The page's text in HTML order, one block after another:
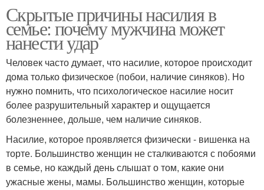
Скрытые причины насилия в
семье: почему мужчина может
нанести удар
Человек часто думает, что насилие, которое происходит
дома только физическое (побои, наличие синяков). Но
нужно помнить, что психологическое насилие носит
более разрушительный характер и ощущается
болезненнее, дольше, чем наличие синяков.
Насилие, которое проявляется физически - вишенка на
торте. Большинство женщин не сталкиваются с побоями
в семье, но каждый день слышат о том, какие они
ужасные жены, мамы. Большинство женщин, которые